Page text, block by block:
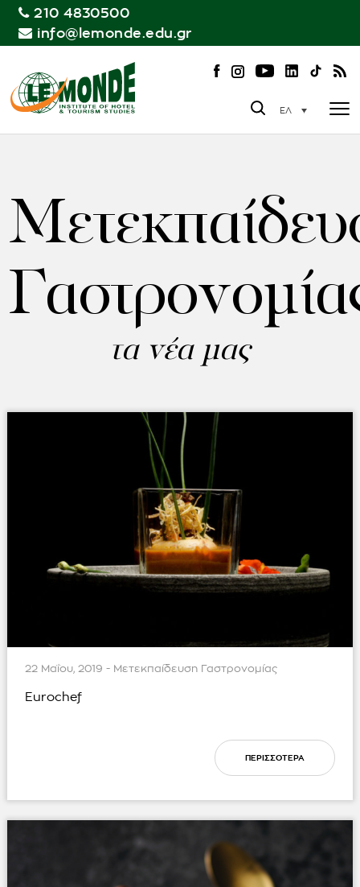
210 4830500
info@lemonde.edu.gr
ΕΛ
τα νέα μας
22 Μαΐου, 2019 - Μετεκπαίδευση Γαστρονομίας
Eurochef
ΠΕΡΙΣΣΟΤΕΡΑ